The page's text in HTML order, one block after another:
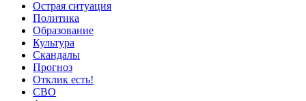
Острая ситуация
Политика
Образование
Культура
Скандалы
Прогноз
Отклик есть!
СВО